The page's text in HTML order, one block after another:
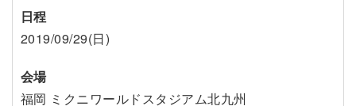
日程
2019/09/29(日)
会場
福岡 ミクニワールドスタジアム北九州